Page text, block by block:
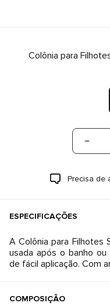
Colônia para
Precisa de
ESPECIFICAÇÕES
A Colônia para Filhotes
usada após o banho
de fácil aplicação. Com
COMPOSIÇÃO